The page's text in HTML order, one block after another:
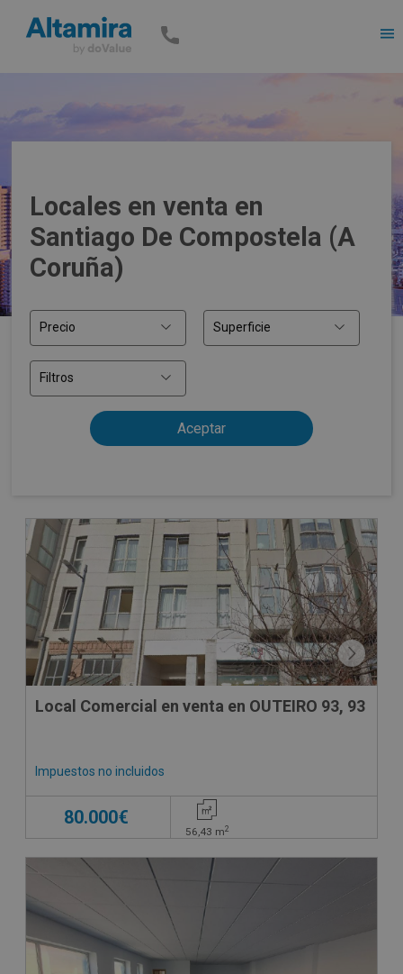
Locales en venta en
Santiago De Compostela (A
Coruña)
Precio Superficie
Filtros
CESIÓN DE REMATE
Local Comercial en venta en OUTEIRO 93, 93
Impuestos no incluidos
80.000€
56,43 m2